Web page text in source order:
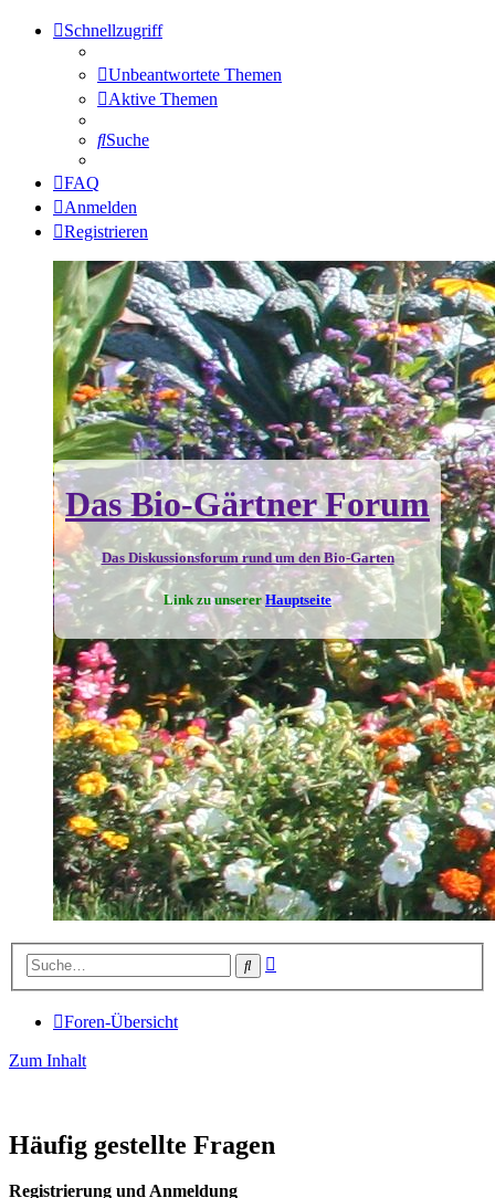
Schnellzugriff
Unbeantwortete Themen
Aktive Themen
Suche
FAQ
Anmelden
Registrieren
Das Bio-Gärtner Forum
Das Diskussionsforum rund um den Bio-Garten
Link zu unserer Hauptseite
Suche
Foren-Übersicht
Zum Inhalt
Häufig gestellte Fragen
Registrierung und Anmeldung